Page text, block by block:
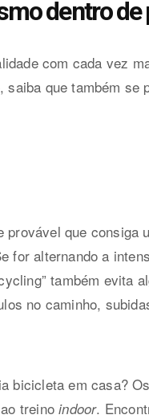
dentro de
com cada vez
que também
que consiga
for alternando a
também evita
no caminho,
bicicleta em casa?
treinoindoor.